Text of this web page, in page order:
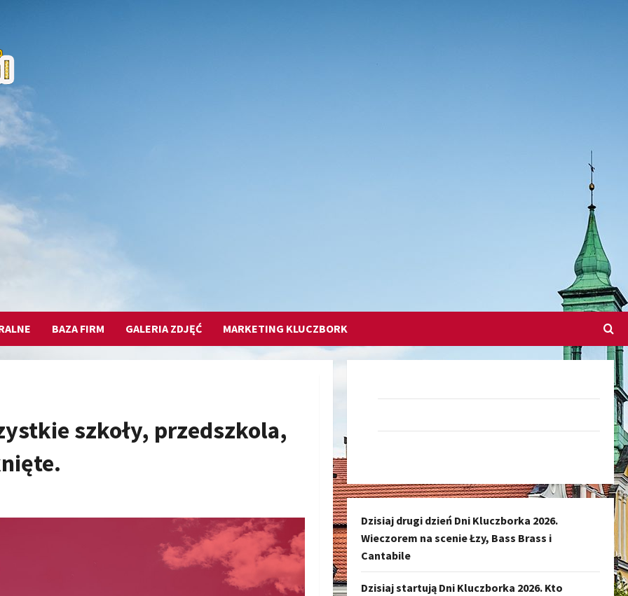
BAZA FIRM GALERIA ZDJĘĆ MARKETING KLUCZBORK
szkoły, przedszkola,
Dzisiaj drugi dzień Dni Kluczborka 2026.
Wieczorem na scenie Łzy, Bass Brass i
Cantabile
Dzisiaj startują Dni Kluczborka 2026. Kto